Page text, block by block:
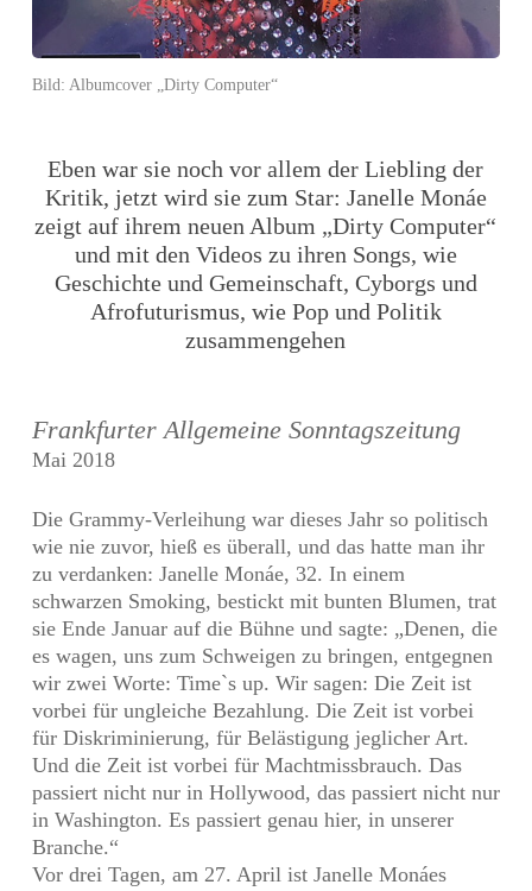
Bild: Albumcover „Dirty Computer“
Eben war sie noch vor allem der Liebling der
Kritik, jetzt wird sie zum Star: Janelle Monáe
zeigt auf ihrem neuen Album „Dirty Computer“
und mit den Videos zu ihren Songs, wie
Geschichte und Gemeinschaft, Cyborgs und
Afrofuturismus, wie Pop und Politik
zusammengehen
Frankfurter Allgemeine Sonntagszeitung
Mai 2018
Die Grammy-Verleihung war dieses Jahr so politisch
wie nie zuvor, hieß es überall, und das hatte man ihr
zu verdanken: Janelle Monáe, 32. In einem
schwarzen Smoking, bestickt mit bunten Blumen, trat
sie Ende Januar auf die Bühne und sagte: „Denen, die
es wagen, uns zum Schweigen zu bringen, entgegnen
wir zwei Worte: Time`s up. Wir sagen: Die Zeit ist
vorbei für ungleiche Bezahlung. Die Zeit ist vorbei
für Diskriminierung, für Belästigung jeglicher Art.
Und die Zeit ist vorbei für Machtmissbrauch. Das
passiert nicht nur in Hollywood, das passiert nicht nur
in Washington. Es passiert genau hier, in unserer
Branche.“
Vor drei Tagen, am 27. April ist Janelle Monáes